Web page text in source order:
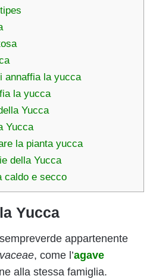
annaffia la yucca
la yucca
Yucca
Yucca
la pianta yucca
della Yucca
caldo e secco
Yucca
appartenente
, come l’agave
alla stessa famiglia.